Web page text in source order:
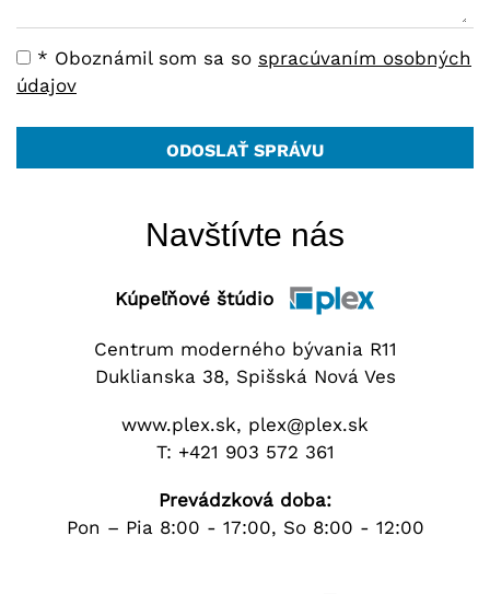
* Oboznámil som sa so spracúvaním osobných
údajov
ODOSLAŤ SPRÁVU
Navštívte nás
Kúpeľňové štúdio
Centrum moderného bývania R11
Duklianska 38, Spišská Nová Ves
www.plex.sk, plex@plex.sk
T: +421 903 572 361
Prevádzková doba:
Pon – Pia 8:00 - 17:00, So 8:00 - 12:00